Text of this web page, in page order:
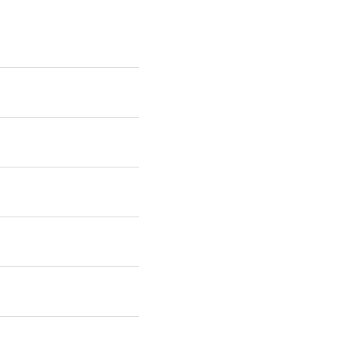
Probepaket selbst
in der Ihr alle
So kannst du es
Uns einfach
desto
den Konfigurator.
Kreativität freien Lauf
Informationen,
Zusätzlich bieten wir
abgeschlossen
WhatsApp